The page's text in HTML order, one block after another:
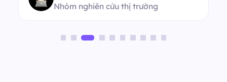
Nhóm nghiên cứu thị trường